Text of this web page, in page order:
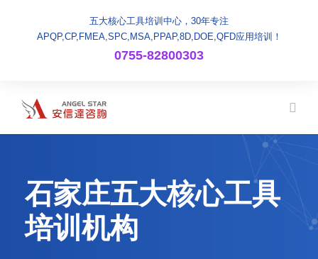
五大核心工具培训中心，30年专注
APQP,CP,FMEA,SPC,MSA,PPAP,8D,DOE,QFD应用培训！
0755-82800303
石家庄五大核心工具
培训机构